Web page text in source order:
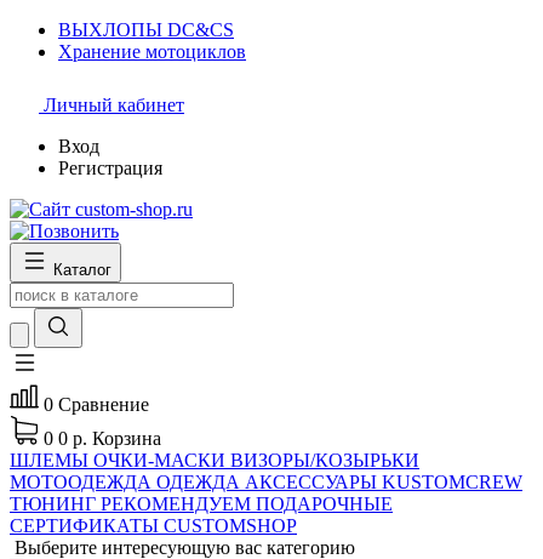
ВЫХЛОПЫ DC&CS
Хранение мотоциклов
Личный кабинет
Вход
Регистрация
Каталог
0 Сравнение
0 0 р. Корзина
ШЛЕМЫ ОЧКИ-МАСКИ ВИЗОРЫ/КОЗЫРЬКИ
МОТООДЕЖДА ОДЕЖДА АКСЕССУАРЫ KUSTOMCREW
ТЮНИНГ РЕКОМЕНДУЕМ ПОДАРОЧНЫЕ
СЕРТИФИКАТЫ CUSTOMSHOP
Выберите интересующую вас категорию